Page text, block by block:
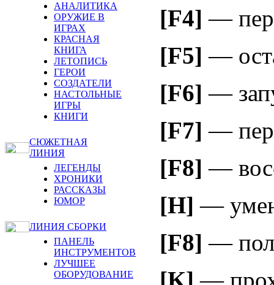
АНАЛИТИКА
ОРУЖИЕ В
ИГРАХ
КРАСНАЯ
КНИГА
ЛЕТОПИСЬ
ГЕРОИ
СОЗДАТЕЛИ
НАСТОЛЬНЫЕ
ИГРЫ
КНИГИ
СЮЖЕТНАЯ
ЛИНИЯ
ЛЕГЕНДЫ
ХРОНИКИ
РАССКАЗЫ
ЮМОР
ЛИНИЯ СБОРКИ
ПАНЕЛЬ
ИНСТРУМЕНТОВ
ЛУЧШЕЕ
ОБОРУДОВАНИЕ
[F4] —
[F5] —
[F6] —
[F7] —
[F8] —
[H] —
[F8] —
[K] —